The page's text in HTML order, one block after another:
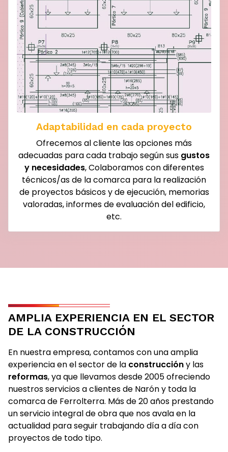
Adaptabilidad en cada proyecto
Ofrecemos al cliente las opciones más
adecuadas para cada trabajo según sus gustos
y necesidades, Colaboramos con diferentes
técnicos/as de la comarca para la realización
de proyectos básicos y de ejecución, memorias
valoradas, informes de evaluación del edificio,
etc.
AMPLIA EXPERIENCIA EN EL SECTOR
DE LA CONSTRUCCIÓN
En nuestra empresa, contamos con una amplia
experiencia en el sector de la construccióny las
reformas, ya que llevamos desde 2005 ofreciendo
nuestros servicios a clientes de Narón y toda la
comarca de Ferrolterra. Más de 20 años prestando
un servicio integral de obra que nos avala en la
actualidad para seguir trabajando día a día con
proyectos de todo tipo.